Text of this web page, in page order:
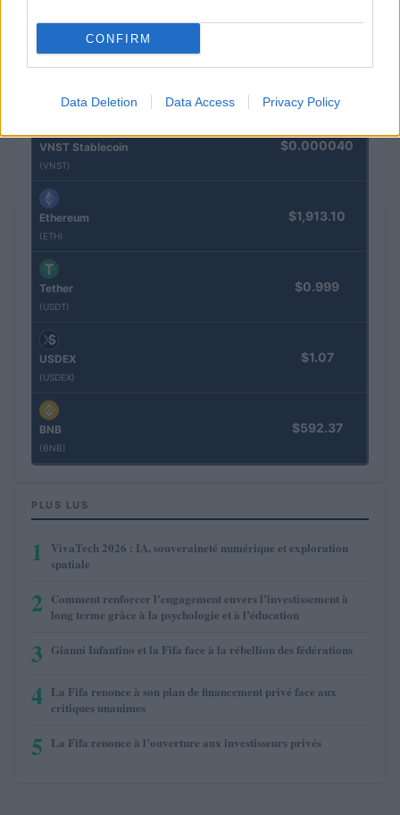
CONFIRM
Data Deletion Data Access Privacy Policy
(EQPAY)
VNST Stablecoin
(VNST)
$0.000040
Ethereum
(ETH)
$1,913.10
Tether
(USDT)
$0.999
USDEX
(USDEX)
$1.07
BNB
(BNB)
$592.37
PLUS LUS
1
VivaTech 2026 : IA, souveraineté numérique et exploration
spatiale
2 Comment renforcer l’engagement envers l’investissement à
long terme grâce à la psychologie et à l’éducation
3 Gianni Infantino et la Fifa face à la rébellion des fédérations
4 La Fifa renonce à son plan de financement privé face aux
critiques unanimes
5 La Fifa renonce à l’ouverture aux investisseurs privés